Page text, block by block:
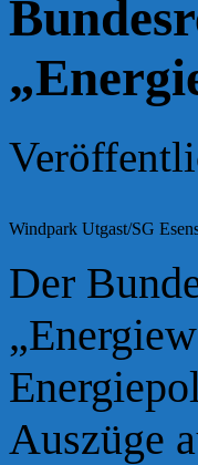
Windpark Utgast/SG
Der
Auszüge